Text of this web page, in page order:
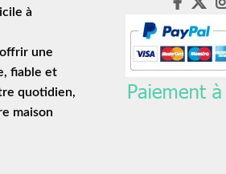
à
une
, fiable et
quotidien,
maison